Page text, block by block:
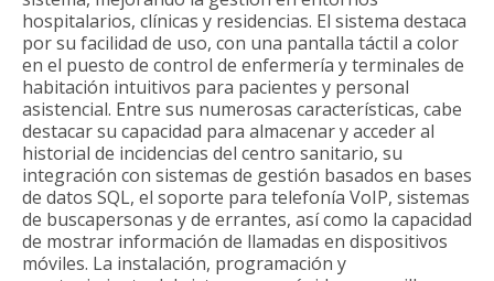
hospitalarios, clínicas y residencias. El sistema destaca
por su facilidad de uso, con una pantalla táctil a color
en el puesto de control de enfermería y terminales de
habitación intuitivos para pacientes y personal
asistencial. Entre sus numerosas características, cabe
destacar su capacidad para almacenar y acceder al
historial de incidencias del centro sanitario, su
integración con sistemas de gestión basados en bases
de datos SQL, el soporte para telefonía VoIP, sistemas
de buscapersonas y de errantes, así como la capacidad
de mostrar información de llamadas en dispositivos
móviles. La instalación, programación y